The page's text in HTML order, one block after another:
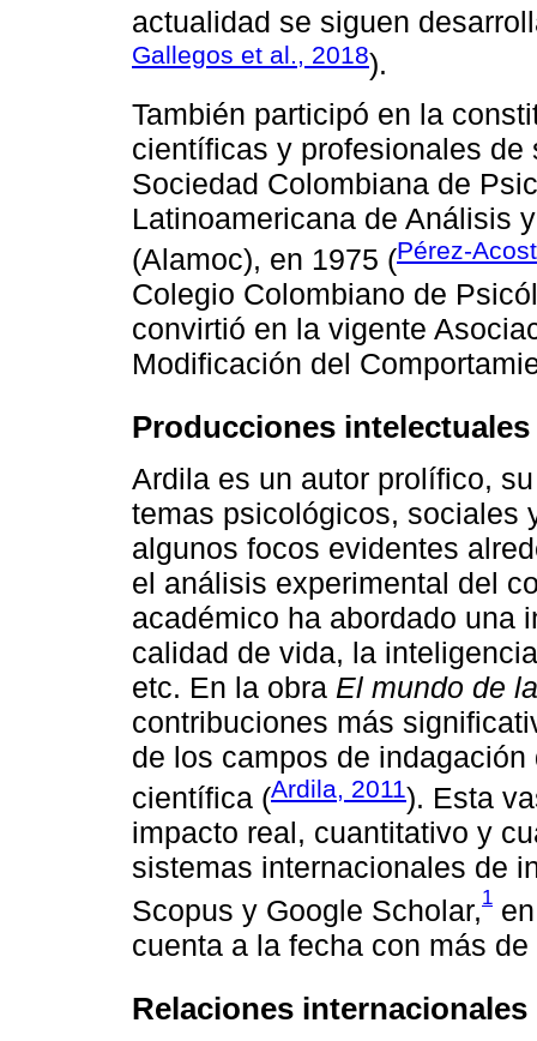
actualidad se siguen
Gallegos et al., 2018).
También participó en la
científicas y profesionales
Sociedad Colombiana de
Latinoamericana de Análisis
(Alamoc), en 1975 (Pérez-
Colegio Colombiano de
convirtió en la vigente
Modificación del
Producciones intelectuales
Ardila es un autor prolífico,
temas psicológicos, sociales
algunos focos evidentes
el análisis experimental del
académico ha abordado una
calidad de vida, la
etc. En la obra El mundo de
contribuciones más
de los campos de
científica (Ardila, 2011). Esta
impacto real, cuantitativo y
sistemas internacionales de
Scopus y Google Scholar,1
cuenta a la fecha con más
Relaciones internacionales